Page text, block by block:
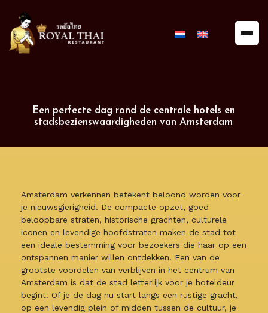
Een perfecte dag rond de centrale hotels en
stadsbezienswaardigheden van Amsterdam
Amsterdam verkennen betekent beloond worden voor
je nieuwsgierigheid. De compacte opzet, goed
beloopbare straten, historische grachten, culturele
iconen en levendige hoofdstraten maken de stad tot
een ideale bestemming voor bezoekers die haar op een
ontspannen manier willen ontdekken. Een van de
grootste voordelen van verblijven in het centrum van
Amsterdam is dat de stad letterlijk voor je hoteldeur
begint. Of je de dag nu start langs een rustige gracht,
op een levendig plein of midden tussen de cultuur, je